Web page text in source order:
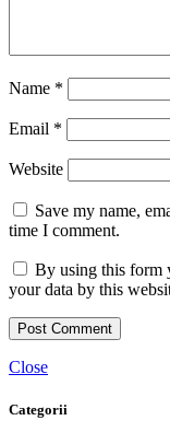
Name *
Email *
Website
Save my name,
time I comment.
By using this form
your data by this
Close
Categorii